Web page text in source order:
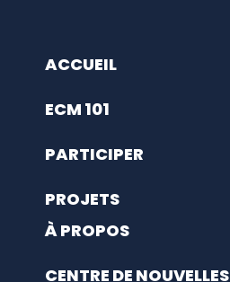
ACCUEIL
ECM 101
PARTICIPER
PROJETS
À PROPOS
CENTRE DE NOUVELLES